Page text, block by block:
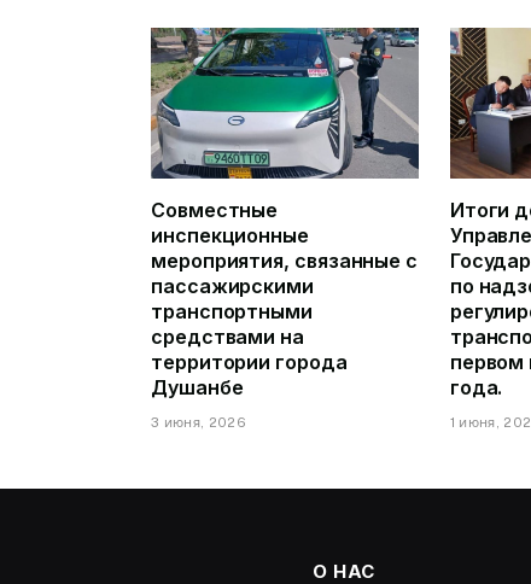
Совместные
инспекционные
мероприятия, связанные с
пассажирскими
транспортными
средствами на
территории города
Душанбе
3 июня, 2026
Итоги
по
первом
года.
1 июня,
О НАС